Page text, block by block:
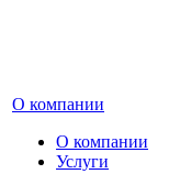
О компании
О компании
Услуги